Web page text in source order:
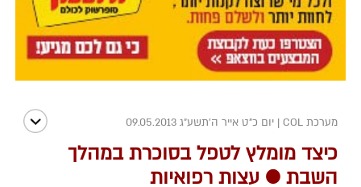
מערכת COL | יום כ"ט אייר ה׳תשע״ג 09.05.2013
כיצד מומלץ לטפל בסוכרת במהלך
השבת ● עצות רפואיות